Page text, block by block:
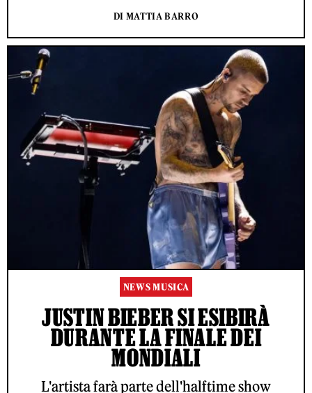
DI MATTIA BARRO
NEWS MUSICA
JUSTIN BIEBER SI ESIBIRÀ
DURANTE LA FINALE DEI
MONDIALI
L'artista farà parte dell'halftime show